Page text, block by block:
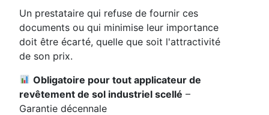
Un prestataire qui refuse de fournir ces
documents ou qui minimise leur importance
doit être écarté, quelle que soit l'attractivité
de son prix.
Obligatoire pour tout applicateur de
revêtement de sol industriel scellé –
Garantie décennale